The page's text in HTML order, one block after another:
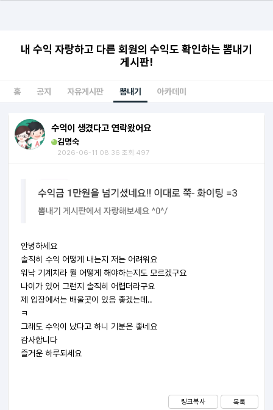
내 수익 자랑하고 다른 회원의 수익도 확인하는 뽐내기
게시판!
홈 공지 자유게시판 뽐내기 아카데미
수익이 생겼다고 연락왔어요
김명숙
2026-06-11 08:36 조회:497
안녕하세요
솔직히 수익 어떻게 내는지 저는 어려워요
워낙 기계치라 뭘 어떻게 해야하는지도 모르겠구요
나이가 있어 그런지 솔직히 어렵더라구요
제 입장에서는 배울곳이 있음 좋겠는데..
ㅋ
그래도 수익이 났다고 하니 기분은 좋네요
감사합니다
즐거운 하루되세요
링크복사 목록